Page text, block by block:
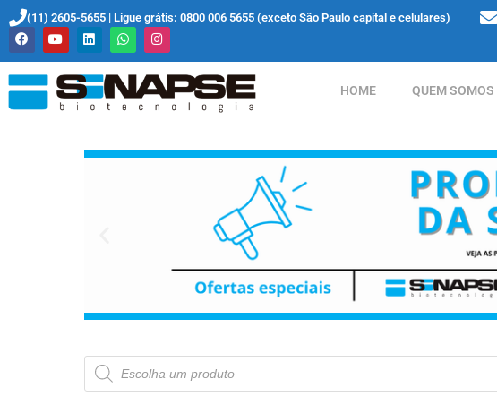
(11) 2605-5655 | Ligue grátis: 0800 006 5655 (exceto São Paulo capital e celulares)
HOME QUEM SOMOS